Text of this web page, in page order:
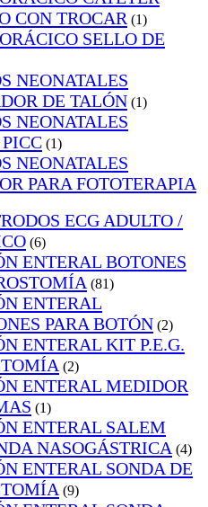
CON TROCAR (1)
SELLO DE
NEONATALES
DE TALÓN (1)
NEONATALES
(1)
NEONATALES
PARA FOTOTERAPIA
ECG ADULTO /
(6)
ENTERAL BOTONES
(81)
ENTERAL
PARA BOTÓN (2)
ENTERAL KIT P.E.G.
(2)
ENTERAL MEDIDOR
(1)
ENTERAL SALEM
NASOGÁSTRICA (4)
ENTERAL SONDA DE
(9)